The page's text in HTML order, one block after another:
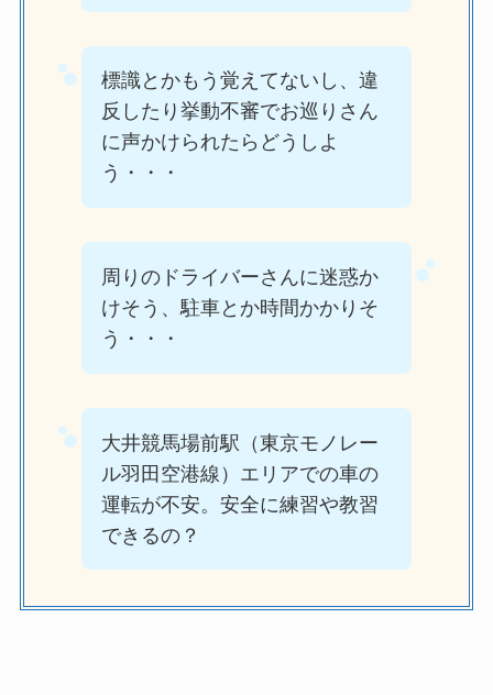
標識とかもう覚えてないし、違
反したり挙動不審でお巡りさん
に声かけられたらどうしよ
う・・・
周りのドライバーさんに迷惑か
けそう、駐車とか時間かかりそ
う・・・
大井競馬場前駅（東京モノレー
ル羽田空港線）エリアでの車の
運転が不安。安全に練習や教習
できるの？